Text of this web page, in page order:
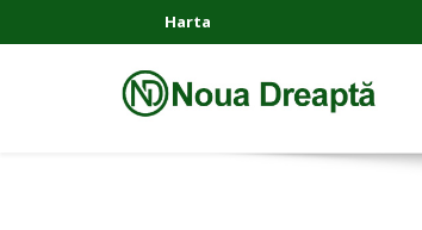
Harta